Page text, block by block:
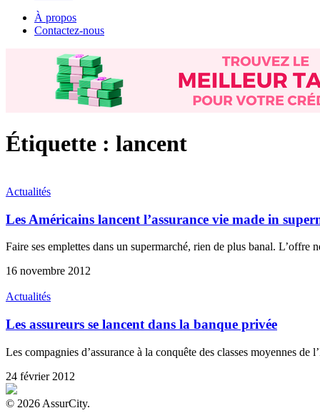
À propos
Contactez-nous
Étiquette : lancent
Actualités
Les Américains lancent l’assurance vie made in
Faire ses emplettes dans un supermarché, rien de plus banal. L’offre
16 novembre 2012
Actualités
Les assureurs se lancent dans la banque privée
Les compagnies d’assurance à la conquête des classes moyennes
24 février 2012
© 2026 AssurCity.